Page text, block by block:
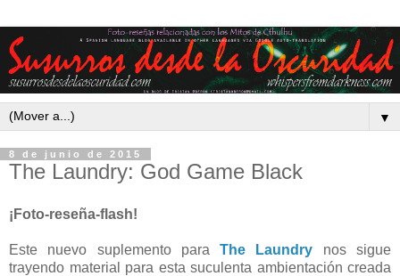
▼
8 de junio de 2015
The Laundry: God Game Black
¡Foto-reseña-flash!
Este nuevo suplemento paraThe Laundry nos sigue
trayendo material para esta suculenta ambientación creada